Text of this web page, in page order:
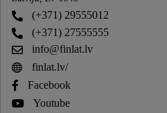
(+371) 29555012
(+371) 27555555
info@finlat.lv
finlat.lv/
Facebook
Youtube